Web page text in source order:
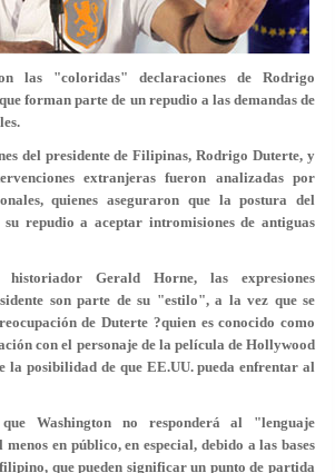
las "coloridas" declaraciones de Rodrigo
forman parte de un repudio a las demandas de
del presidente de Filipinas, Rodrigo Duterte, y
extranjeras fueron analizadas por
quienes aseguraron que la postura del
repudio a aceptar intromisiones de antiguas
Gerald Horne, las expresiones
son parte de su "estilo", a la vez que se
de Duterte ?quien es conocido como
con el personaje de la película de Hollywood
la posibilidad de que EE.UU. pueda enfrentar al
Washington no responderá al "lenguaje
en público, en especial, debido a las bases
que pueden significar un punto de partida